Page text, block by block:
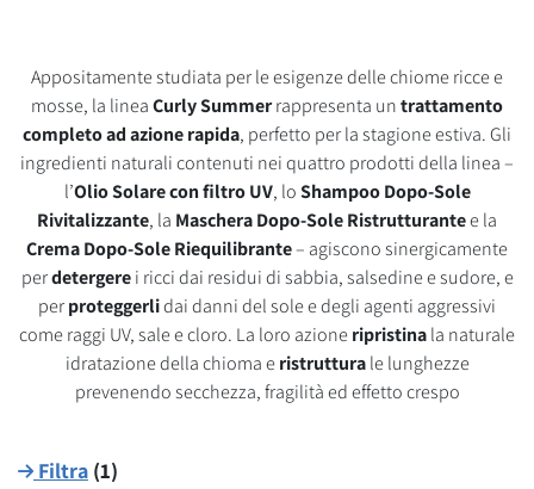
Appositamente studiata per le esigenze delle chiome ricce e
mosse, la lineaCurly Summerrappresenta untrattamento
completo ad azione rapida, perfetto per la stagione estiva. Gli
ingredienti naturali contenuti nei quattro prodotti della linea –
l’Olio Solare con filtro UV, loShampoo Dopo-Sole
Rivitalizzante, la Maschera Dopo-Sole Ristrutturantee la
Crema Dopo-Sole Riequilibrante– agiscono sinergicamente
perdetergerei ricci dai residui di sabbia, salsedine e sudore, e
perproteggerlidai danni del sole e degli agenti aggressivi
come raggi UV, sale e cloro. La loro azioneripristinala naturale
idratazione della chioma eristrutturale lunghezze
prevenendo secchezza, fragilità ed effetto crespo
Filtra (1)